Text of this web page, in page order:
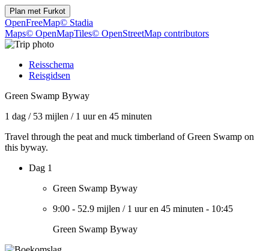
Plan met Furkot
OpenFreeMap© Stadia
Maps© OpenMapTiles© OpenStreetMap contributors
Reisschema
Reisgidsen
Green Swamp Byway
1 dag / 53 mijlen / 1 uur en 45 minuten
Travel through the peat and muck timberland of Green Swamp on
this byway.
Dag 1
Green Swamp Byway
9:00 - 52.9 mijlen / 1 uur en 45 minuten - 10:45
Green Swamp Byway